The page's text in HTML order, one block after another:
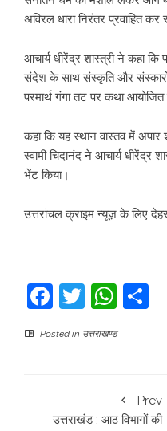
अविरल धारा निरंतर प्रवाहित कर
आचार्य धीरेंद्र शास्त्री ने कहा
संदेश के साथ संस्कृति और संस्कारों
परमार्थ गंगा तट पर कथा
कहा कि यह स्थान वास्तव में अपार
स्वामी चिदानंद ने आचार्य धीरेंद्र
भेंट किया।
उत्तरांचल क्राइम न्यूज़ के लिए
Facebook
Twitter
Posted in उत्तराखण्ड
Prev
उत्तराखंड : आठ विभागों की